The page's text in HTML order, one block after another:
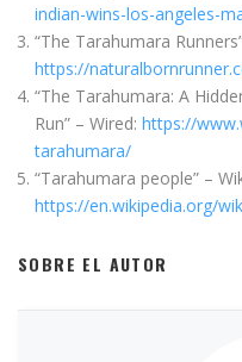
indian-wins-los-angeles-
“The Tarahumara
https://
“The Tarahumara: A
Run” – Wired: https://
tarahumara/
“Tarahumara people” –
https://en.wikipedia.org/
SOBRE EL AUTOR